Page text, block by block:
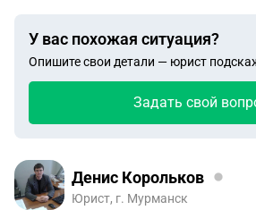
У вас похожая ситуация?
Опишите свои детали — юрист
Задать свой
Денис Корольков
Юрист, г. Мурманск